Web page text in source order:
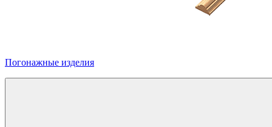
Погонажные изделия